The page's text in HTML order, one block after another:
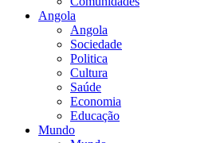
Angola
Angola
Sociedade
Politica
Cultura
Saúde
Economia
Educação
Mundo